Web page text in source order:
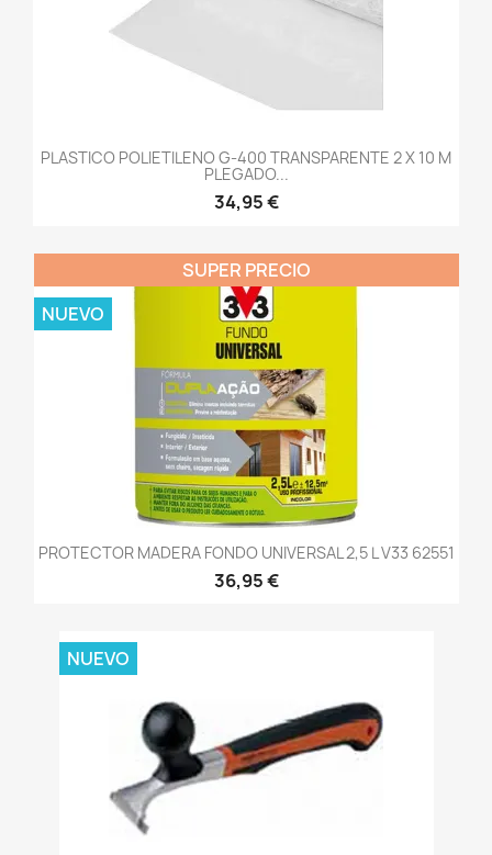
PLASTICO POLIETILENO G-400 TRANSPARENTE 2 X 10 M
PLEGADO...
34,95 €
PROTECTOR MADERA FONDO UNIVERSAL 2,5 L V33 62551
36,95 €
SUPER PRECIO
NUEVO
NUEVO